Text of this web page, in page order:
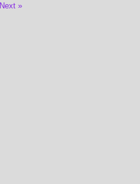
Next »